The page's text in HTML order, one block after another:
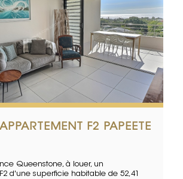
F2 PAPEETE
Queenstone, à louer, un
d'une superficie habitable de 52,41